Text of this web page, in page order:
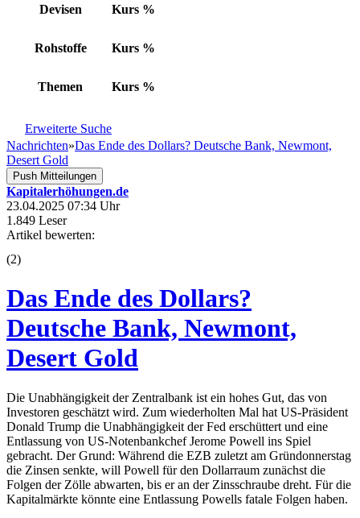
Devisen Kurs %
Rohstoffe Kurs %
Themen Kurs %
Erweiterte Suche
Nachrichten»Das Ende des Dollars? Deutsche Bank, Newmont,
Desert Gold
Push Mitteilungen
Kapitalerhöhungen.de
23.04.2025 07:34 Uhr
1.849 Leser
Artikel bewerten:
(2)
Das Ende des Dollars?
Deutsche Bank, Newmont,
Desert Gold
Die Unabhängigkeit der Zentralbank ist ein hohes Gut, das von
Investoren geschätzt wird. Zum wiederholten Mal hat US-Präsident
Donald Trump die Unabhängigkeit der Fed erschüttert und eine
Entlassung von US-Notenbankchef Jerome Powell ins Spiel
gebracht. Der Grund: Während die EZB zuletzt am Gründonnerstag
die Zinsen senkte, will Powell für den Dollarraum zunächst die
Folgen der Zölle abwarten, bis er an der Zinsschraube dreht. Für die
Kapitalmärkte könnte eine Entlassung Powells fatale Folgen haben.